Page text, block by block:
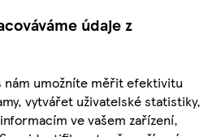
údaje z
nám umožníte měřit efektivitu
vytvářet uživatelské statistiky,
ve vašem zařízení,